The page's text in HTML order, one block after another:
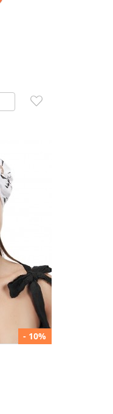
- 10%